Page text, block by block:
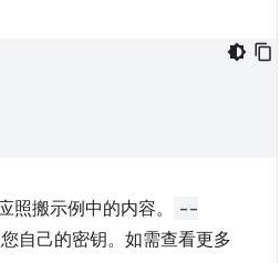
搬示例中的内容。
--
自己的密钥。如需查看更多